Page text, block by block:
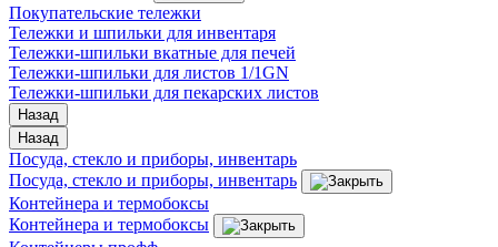
Покупательские тележки
Тележки и шпильки для инвентаря
Тележки-шпильки вкатные для печей
Тележки-шпильки для листов 1/1GN
Тележки-шпильки для пекарских листов
Назад
Назад
Посуда, стекло и приборы, инвентарь
Посуда, стекло и приборы, инвентарь
Контейнера и термобоксы
Контейнера и термобоксы